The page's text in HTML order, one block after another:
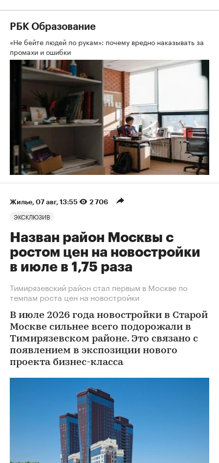
РБК Образование
«Не бейте людей по рукам»: почему вредно наказывать за
промахи и ошибки
Жилье 07 авг, 13:55 2 706
ЭКСКЛЮЗИВ
Назван район Москвы с
ростом цен на новостройки
в июле в 1,75 раза
Тимирязевский район стал первым в Москве по
темпам роста цен на новостройки
В июле 2026 года новостройки в Старой
Москве сильнее всего подорожали в
Тимирязевском районе. Это связано с
появлением в экспозиции нового
проекта бизнес-класса